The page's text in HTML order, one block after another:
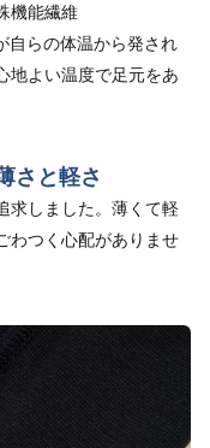
機能繊維
自らの体温から発され
地よい温度で足元をあ
さと軽さ
求しました。薄くて軽
わつく心配がありませ